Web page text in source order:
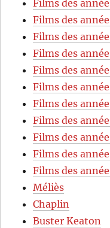
Films des
Films des
Films des
Films des
Films des
Films des
Films des
Films des
Films des
Films des
Films des
Méliès
Chaplin
Buster Keaton